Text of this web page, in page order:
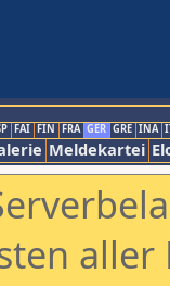
FAI FIN FRA GER GRE INA
Meldekartei
aller